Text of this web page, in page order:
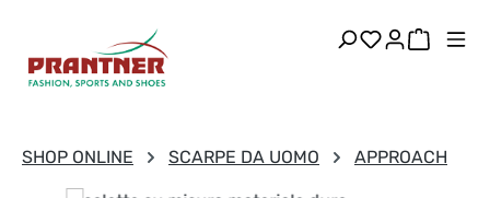
Passa al contenuto principale
Hai 0Il
SHOP ONLINE SCARPE DA UOMO APPROACH